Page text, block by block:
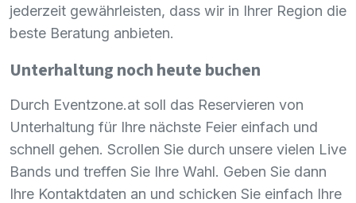
jederzeit gewährleisten, dass wir in Ihrer Region die
beste Beratung anbieten.
Unterhaltung noch heute buchen
Durch Eventzone.at soll das Reservieren von
Unterhaltung für Ihre nächste Feier einfach und
schnell gehen. Scrollen Sie durch unsere vielen Live
Bands und treffen Sie Ihre Wahl. Geben Sie dann
Ihre Kontaktdaten an und schicken Sie einfach Ihre